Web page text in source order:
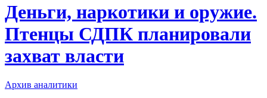
Деньги, наркотики и оружие.
Птенцы СДПК планировали
захват власти
Архив аналитики